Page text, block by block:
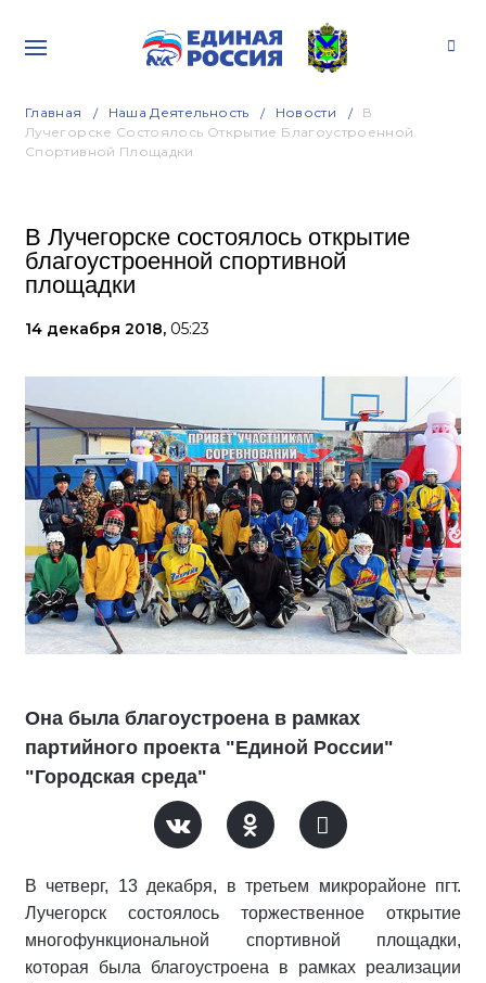
Главная Наша Деятельность Новости
В
Лучегорске Состоялось Открытие Благоустроенной
Спортивной Площадки
В Лучегорске состоялось открытие
благоустроенной спортивной
площадки
14 декабря 2018, 05:23
Она была благоустроена в рамках
партийного проекта "Единой России"
"Городская среда"
В четверг, 13 декабря, в третьем микрорайоне пгт.
Лучегорск состоялось торжественное открытие
многофункциональной спортивной площадки,
которая была благоустроена в рамках реализации